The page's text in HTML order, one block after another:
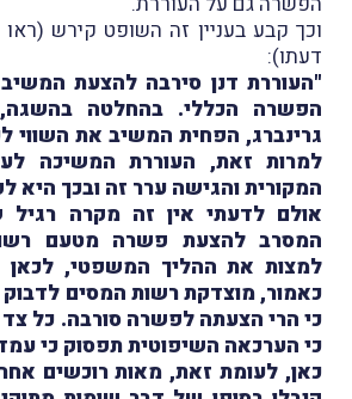
דעתו):
"העוררת דנן סירבה להצעת
הפשרה הכללי. בהחלטה
למרות זאת, העוררת המשיכה
המקורית והגישה ערר זה ובכך היא
אולם לדעתי אין זה מקרה רגיל
המסרב להצעת פשרה מטעם
למצות את ההליך המשפטי, לכאן
כאמור, מוצדקת רשות המסים
כי הרי הצעתה לפשרה סורבה. כל צד
כי הערכאה השיפוטית תפסוק כי
כאן, לעומת זאת, מאות רוכשים